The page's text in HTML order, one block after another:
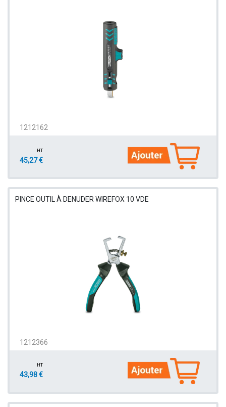
1212162
HT
45,27 €
PINCE OUTIL À DENUDER WIREFOX 10 VDE
1212366
HT
43,98 €